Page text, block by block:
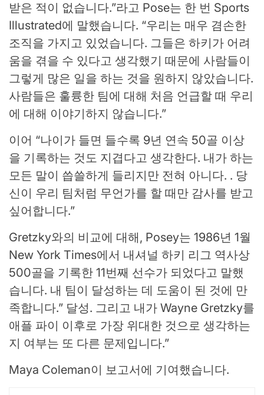
받은 적이 없습니다.”라고 Pose는 한 번 Sports
Illustrated에 말했습니다. “우리는 매우 겸손한
조직을 가지고 있었습니다. 그들은 하키가 어려
움을 겪을 수 있다고 생각했기 때문에 사람들이
그렇게 많은 일을 하는 것을 원하지 않았습니다.
사람들은 훌륭한 팀에 대해 처음 언급할 때 우리
에 대해 이야기하지 않습니다.”
이어 “나이가 들면 들수록 9년 연속 50골 이상
을 기록하는 것도 지겹다고 생각한다. 내가 하는
모든 말이 씁쓸하게 들리지만 전혀 아니다. . 당
신이 우리 팀처럼 무언가를 할 때만 감사를 받고
싶어합니다.”
Gretzky와의 비교에 대해, Posey는 1986년 1월
New York Times에서 내셔널 하키 리그 역사상
500골을 기록한 11번째 선수가 되었다고 말했
습니다. 내 팀이 달성하는 데 도움이 된 것에 만
족합니다.” 달성. 그리고 내가 Wayne Gretzky를
애플 파이 이후로 가장 위대한 것으로 생각하는
지 여부는 또 다른 문제입니다.”
Maya Coleman이 보고서에 기여했습니다.